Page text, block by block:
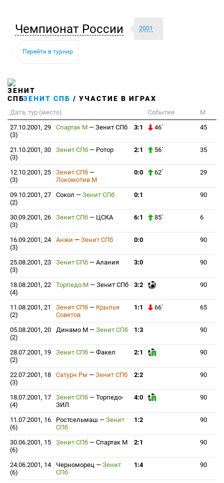
Чемпионат России 2001
Перейти в турнир
ЗЕНИТ СПБ / УЧАСТИЕ В ИГРАХ
Дата, тур (место) События
М
27.10.2001, 29
(3)
Спартак М — Зенит СПб 3:1 46` 45
21.10.2001, 30
(3)
Зенит СПб — Ротор 2:1 56` 35
12.10.2001, 25
(3)
Зенит СПб —
Локомотив М
0:0 62` 29
09.10.2001, 27
(2)
Сокол — Зенит СПб 0:1 90
30.09.2001, 26
(3)
Зенит СПб — ЦСКА 6:1 85` 6
16.09.2001, 24
(3)
Анжи — Зенит СПб 0:0 90
25.08.2001, 23
(3)
Зенит СПб — Алания 3:0 90
18.08.2001, 22
(4)
Торпедо М — Зенит СПб 3:2 90
11.08.2001, 21
(2)
Зенит СПб — Крылья
Советов
1:1 66` 65
05.08.2001, 20
(2)
Динамо М — Зенит СПб 1:3 90
28.07.2001, 19
(2)
Зенит СПб — Факел 2:1 90
22.07.2001, 18
(3)
Сатурн Рм — Зенит СПб 2:2 90
18.07.2001, 17
(4)
Зенит СПб — Торпедо-
ЗИЛ
4:0 90
11.07.2001, 16
(6)
Ростсельмаш — Зенит
СПб
1:2 90
30.06.2001, 15
(6)
Зенит СПб — Спартак М 2:1 90
24.06.2001, 14
(6)
Черноморец — Зенит
СПб
1:4 90